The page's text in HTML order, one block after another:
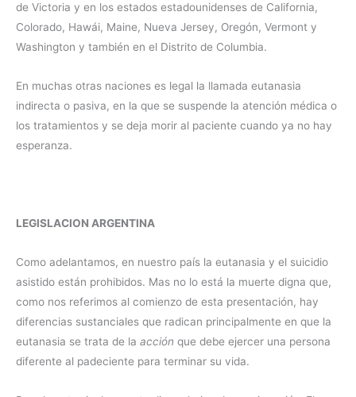
de Victoria y en los estados estadounidenses de California,
Colorado, Hawái, Maine, Nueva Jersey, Oregón, Vermont y
Washington y también en el Distrito de Columbia.
En muchas otras naciones es legal la llamada eutanasia
indirecta o pasiva, en la que se suspende la atención médica o
los tratamientos y se deja morir al paciente cuando ya no hay
esperanza.
LEGISLACION ARGENTINA
Como adelantamos, en nuestro país la eutanasia y el suicidio
asistido están prohibidos. Mas no lo está la muerte digna que,
como nos referimos al comienzo de esta presentación, hay
diferencias sustanciales que radican principalmente en que la
eutanasia se trata de la acción que debe ejercer una persona
diferente al padeciente para terminar su vida.